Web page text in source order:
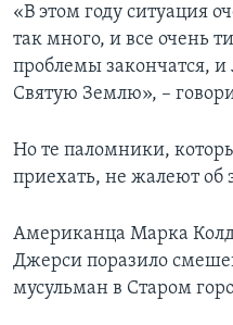
«В этом году ситуация
так много, и все очень
проблемы закончатся,
Святую Землю», –
Но те паломники,
приехать, не жалеют об
Американца Марка
Джерси поразило
мусульман в Старом